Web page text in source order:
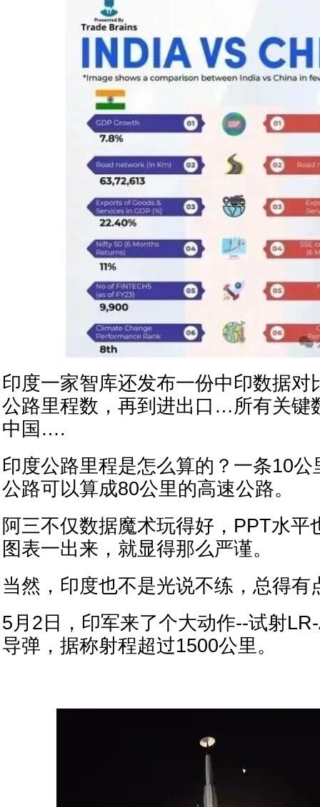
印度一家智库还发布一份中印数据对
公路里程数，再到进出口…所有关键
中国….
印度公路里程是怎么算的？一条10
公路可以算成80公里的高速公路。
阿三不仅数据魔术玩得好，PPT水平
图表一出来，就显得那么严谨。
当然，印度也不是光说不练，总得有
5月2日，印军来了个大动作--试射
导弹，据称射程超过1500公里。